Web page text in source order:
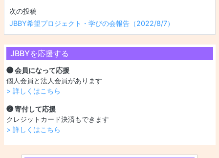
JBBYを応援する
❶ 会員になって応援
個人会員と法人会員があります
> 詳しくはこちら
❷ 寄付して応援
クレジットカード決済もできます
> 詳しくはこちら
JBBY希望プロジェクト・学びの会報告（2022/8/7）